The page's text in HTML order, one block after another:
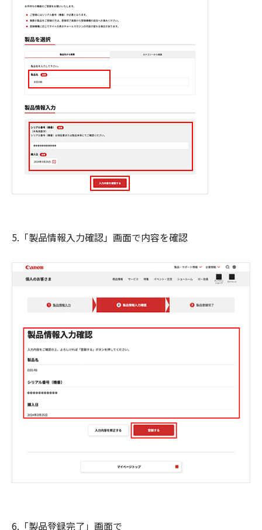
5.「製品情報入力確認」画面で内容を確認
6.「製品登録完了」画面で